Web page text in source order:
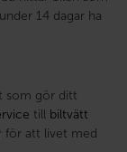
14 dagar ha
som gör ditt
till biltvätt
för att livet med